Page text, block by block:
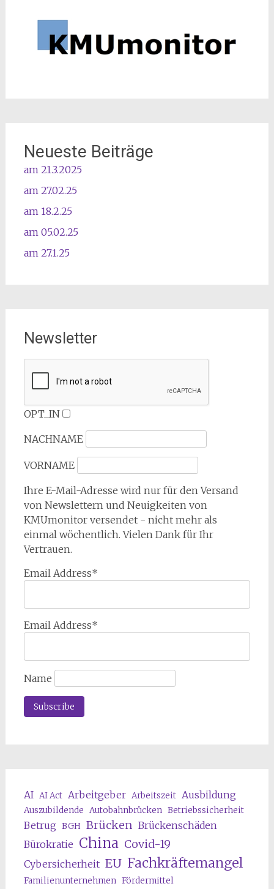
Neueste Beiträge
am 21.3.2025
am 27.02.25
am 18.2.25
am 05.02.25
am 27.1.25
Newsletter
OPT_IN
NACHNAME
VORNAME
Ihre E-Mail-Adresse wird nur für den Versand
von Newslettern und Neuigkeiten von
KMUmonitor versendet - nicht mehr als
einmal wöchentlich. Vielen Dank für Ihr
Vertrauen.
Email Address*
Email Address*
Name
AI AI Act Arbeitgeber Arbeitszeit Ausbildung
Auszubildende Autobahnbrücken Betriebssicherheit
Betrug BGH Brücken Brückenschäden
Bürokratie China Covid-19
Cybersicherheit EU Fachkräftemangel
Familienunternehmen Fördermittel